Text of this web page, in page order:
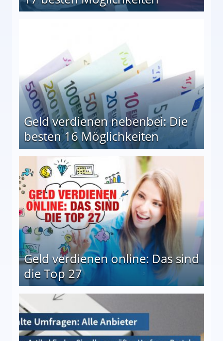
Geld verdienen nebenbei: Die
besten 16 Möglichkeiten
Geld verdienen online: Das sind
die Top 27